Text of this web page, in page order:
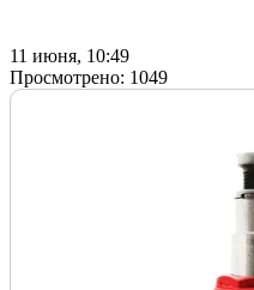
11 июня, 10:49
Просмотрено: 1049